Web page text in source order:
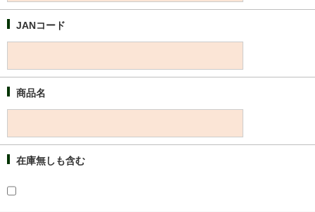
JANコード
商品名
在庫無しも含む